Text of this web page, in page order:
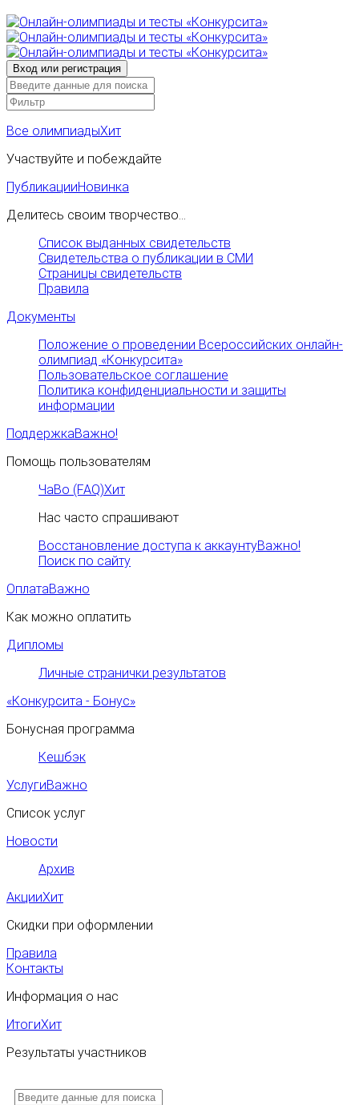
Все олимпиадыХит
Участвуйте и побеждайте
ПубликацииНовинка
Делитесь своим творчество...
Список выданных свидетельств
Свидетельства о публикации в СМИ
Страницы свидетельств
Правила
Документы
Положение о проведении Всероссийских онлайн-
олимпиад «Конкурсита»
Пользовательское соглашение
Политика конфиденциальности и защиты
информации
ПоддержкаВажно!
Помощь пользователям
ЧаВо (FAQ)Хит
Нас часто спрашивают
Восстановление доступа к аккаунтуВажно!
Поиск по сайту
ОплатаВажно
Как можно оплатить
Дипломы
Личные странички результатов
«Конкурсита - Бонус»
Бонусная программа
Кешбэк
УслугиВажно
Список услуг
Новости
Архив
АкцииХит
Скидки при оформлении
Правила
Контакты
Информация о нас
ИтогиХит
Результаты участников